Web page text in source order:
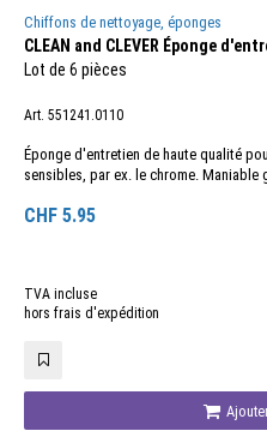
Chiffons de nettoyage, éponges
CLEAN and CLEVER Éponge
Lot de 6 pièces
Art. 551241.0110
Éponge d'entretien de haute qualité
sensibles, par ex. le chrome. Maniable
CHF 5.95
TVA incluse
hors frais d'expédition